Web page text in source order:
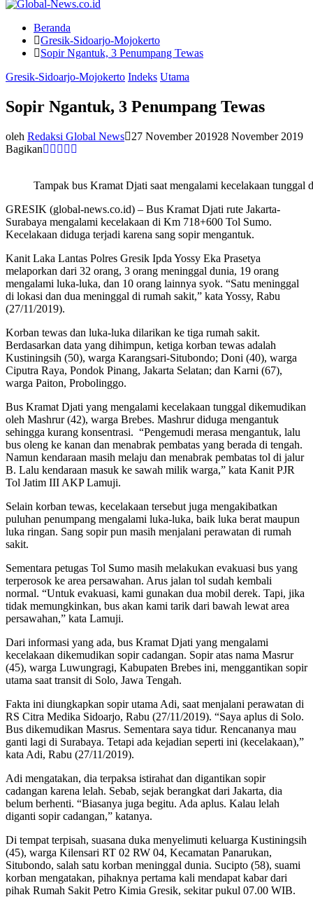
Beranda
Gresik-Sidoarjo-Mojokerto
Sopir Ngantuk, 3 Penumpang Tewas
Gresik-Sidoarjo-Mojokerto Indeks Utama
Sopir Ngantuk, 3 Penumpang Tewas
oleh Redaksi Global News 27 November 201928 November 2019
Bagikan
Tampak bus Kramat Djati saat mengalami kecelakaan tunggal
GRESIK (global-news.co.id) – Bus Kramat Djati rute Jakarta-
Surabaya mengalami kecelakaan di Km 718+600 Tol Sumo.
Kecelakaan diduga terjadi karena sang sopir mengantuk.
Kanit Laka Lantas Polres Gresik Ipda Yossy Eka Prasetya
melaporkan dari 32 orang, 3 orang meninggal dunia, 19 orang
mengalami luka-luka, dan 10 orang lainnya syok. “Satu meninggal
di lokasi dan dua meninggal di rumah sakit,” kata Yossy, Rabu
(27/11/2019).
Korban tewas dan luka-luka dilarikan ke tiga rumah sakit.
Berdasarkan data yang dihimpun, ketiga korban tewas adalah
Kustiningsih (50), warga Karangsari-Situbondo; Doni (40), warga
Ciputra Raya, Pondok Pinang, Jakarta Selatan; dan Karni (67),
warga Paiton, Probolinggo.
Bus Kramat Djati yang mengalami kecelakaan tunggal dikemudikan
oleh Mashrur (42), warga Brebes. Mashrur diduga mengantuk
sehingga kurang konsentrasi. “Pengemudi merasa mengantuk, lalu
bus oleng ke kanan dan menabrak pembatas yang berada di tengah.
Namun kendaraan masih melaju dan menabrak pembatas tol di jalur
B. Lalu kendaraan masuk ke sawah milik warga,” kata Kanit PJR
Tol Jatim III AKP Lamuji.
Selain korban tewas, kecelakaan tersebut juga mengakibatkan
puluhan penumpang mengalami luka-luka, baik luka berat maupun
luka ringan. Sang sopir pun masih menjalani perawatan di rumah
sakit.
Sementara petugas Tol Sumo masih melakukan evakuasi bus yang
terperosok ke area persawahan. Arus jalan tol sudah kembali
normal. “Untuk evakuasi, kami gunakan dua mobil derek. Tapi, jika
tidak memungkinkan, bus akan kami tarik dari bawah lewat area
persawahan,” kata Lamuji.
Dari informasi yang ada, bus Kramat Djati yang mengalami
kecelakaan dikemudikan sopir cadangan. Sopir atas nama Masrur
(45), warga Luwungragi, Kabupaten Brebes ini, menggantikan sopir
utama saat transit di Solo, Jawa Tengah.
Fakta ini diungkapkan sopir utama Adi, saat menjalani perawatan di
RS Citra Medika Sidoarjo, Rabu (27/11/2019). “Saya aplus di Solo.
Bus dikemudikan Masrus. Sementara saya tidur. Rencananya mau
ganti lagi di Surabaya. Tetapi ada kejadian seperti ini (kecelakaan),”
kata Adi, Rabu (27/11/2019).
Adi mengatakan, dia terpaksa istirahat dan digantikan sopir
cadangan karena lelah. Sebab, sejak berangkat dari Jakarta, dia
belum berhenti. “Biasanya juga begitu. Ada aplus. Kalau lelah
diganti sopir cadangan,” katanya.
Di tempat terpisah, suasana duka menyelimuti keluarga Kustiningsih
(45), warga Kilensari RT 02 RW 04, Kecamatan Panarukan,
Situbondo, salah satu korban meninggal dunia. Sucipto (58), suami
korban mengatakan, pihaknya pertama kali mendapat kabar dari
pihak Rumah Sakit Petro Kimia Gresik, sekitar pukul 07.00 WIB.